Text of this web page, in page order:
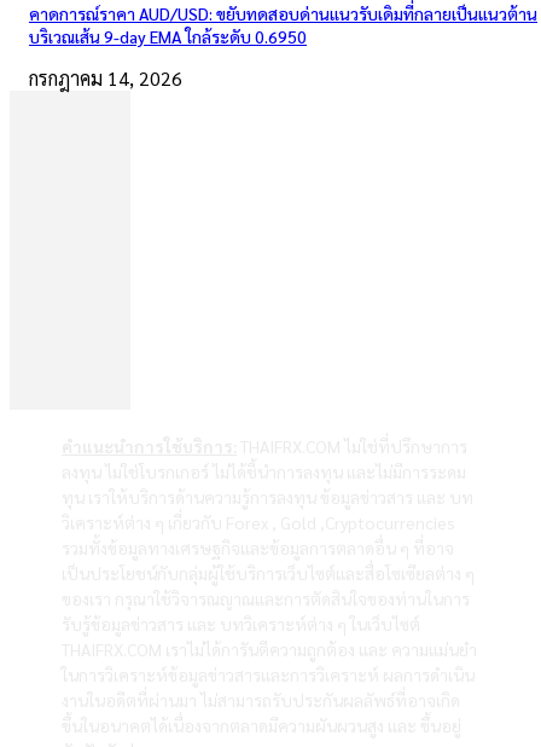
คาดการณ์ราคา AUD/USD: ขยับทดสอบด่านแนวรับเดิมที่กลายเป็นแนวต้าน
บริเวณเส้น 9-day EMA ใกล้ระดับ 0.6950
กรกฎาคม 14, 2026